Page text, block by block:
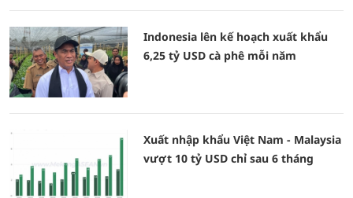
Indonesia lên kế hoạch xuất khẩu
6,25 tỷ USD cà phê mỗi năm
Xuất nhập khẩu Việt Nam - Malaysia
vượt 10 tỷ USD chỉ sau 6 tháng